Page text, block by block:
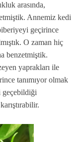
arasında,
Annemiz kedi
geçirince
O zaman hiç
benzetmiştik.
yaprakları ile
tanımıyor olmak
geçebildiği